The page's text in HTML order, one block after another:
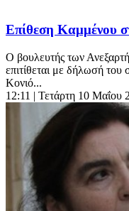
Επίθεση Καμμένου
Ο βουλευτής των
επιτίθεται με δήλωσή
Κονιό...
12:11 | Τετάρτη 10 Μαΐου